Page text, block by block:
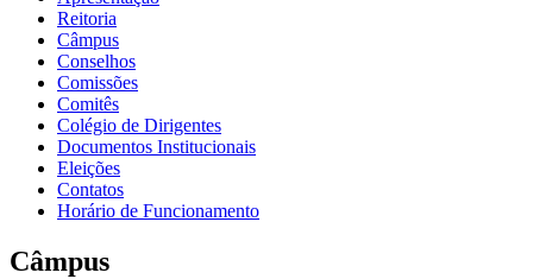
Reitoria
Câmpus
Conselhos
Comissões
Comitês
Colégio de Dirigentes
Documentos Institucionais
Eleições
Contatos
Horário de Funcionamento
Câmpus